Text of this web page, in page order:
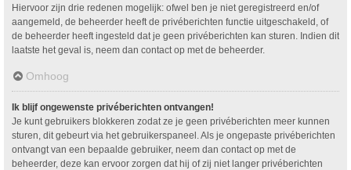
Hiervoor zijn drie redenen mogelijk: ofwel ben je niet geregistreerd en/of
aangemeld, de beheerder heeft de privéberichten functie uitgeschakeld, of
de beheerder heeft ingesteld dat je geen privéberichten kan sturen. Indien dit
laatste het geval is, neem dan contact op met de beheerder.
Omhoog
Ik blijf ongewenste privéberichten ontvangen!
Je kunt gebruikers blokkeren zodat ze je geen privéberichten meer kunnen
sturen, dit gebeurt via het gebruikerspaneel. Als je ongepaste privéberichten
ontvangt van een bepaalde gebruiker, neem dan contact op met de
beheerder, deze kan ervoor zorgen dat hij of zij niet langer privéberichten